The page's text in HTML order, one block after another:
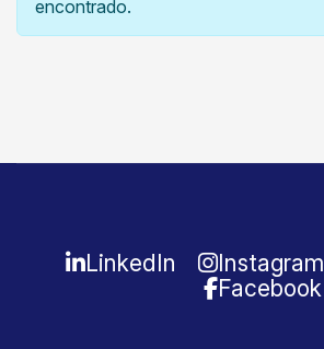
encontrado.
LinkedIn Instagram
Facebook